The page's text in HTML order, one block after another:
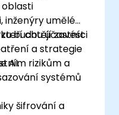
inženýry umělé
chtějí zavést
a strategie
AI.
budou účastníci
rizikům a
systémů
šifrování a